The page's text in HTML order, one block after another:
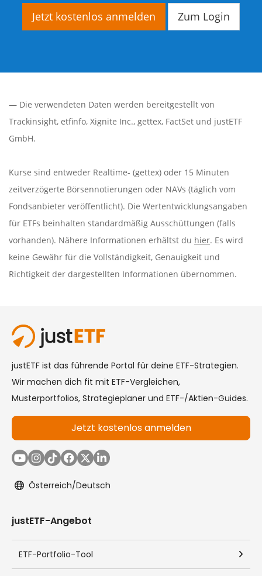
Jetzt kostenlos anmelden Zum Login
— Die verwendeten Daten werden bereitgestellt von
Trackinsight, etfinfo, Xignite Inc., gettex, FactSet und justETF
GmbH.
Kurse sind entweder Realtime- (gettex) oder 15 Minuten
zeitverzögerte Börsennotierungen oder NAVs (täglich vom
Fondsanbieter veröffentlicht). Die Wertentwicklungsangaben
für ETFs beinhalten standardmäßig Ausschüttungen (falls
vorhanden). Nähere Informationen erhältst du hier. Es wird
keine Gewähr für die Vollständigkeit, Genauigkeit und
Richtigkeit der dargestellten Informationen übernommen.